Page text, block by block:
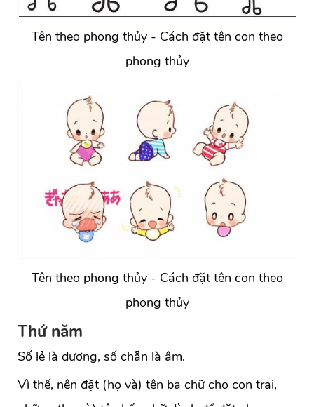
Tên theo phong thủy - Cách đặt tên con theo
phong thủy
Tên theo phong thủy - Cách đặt tên con theo
phong thủy
Thứ năm
Số lẻ là dương, số chẵn là âm.
Vì thế, nên đặt (họ và) tên ba chữ cho con trai,